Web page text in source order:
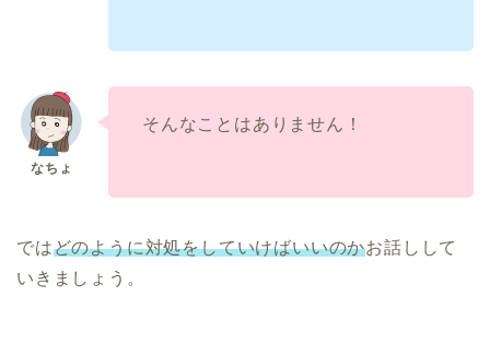
そんなことはありません！
ではどのように対処をしていけばいいのかお話しして
いきましょう。